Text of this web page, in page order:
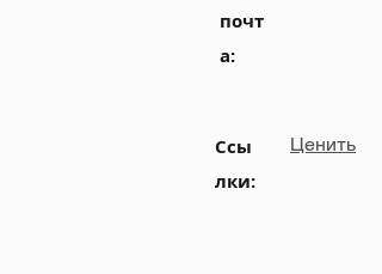
почт
а:
Ссы
лки:
Ценить